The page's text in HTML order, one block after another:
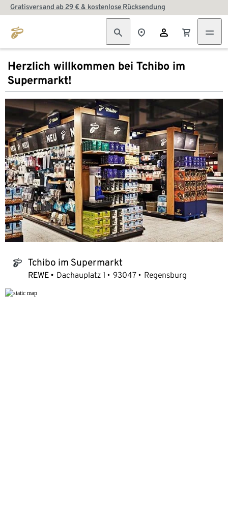
Gratisversand ab 29 € & kostenlose Rücksendung
Herzlich willkommen bei Tchibo im
Supermarkt!
tchibo_logo Tchibo im Supermarkt
REWE Dachauplatz 1 93047 Regensburg